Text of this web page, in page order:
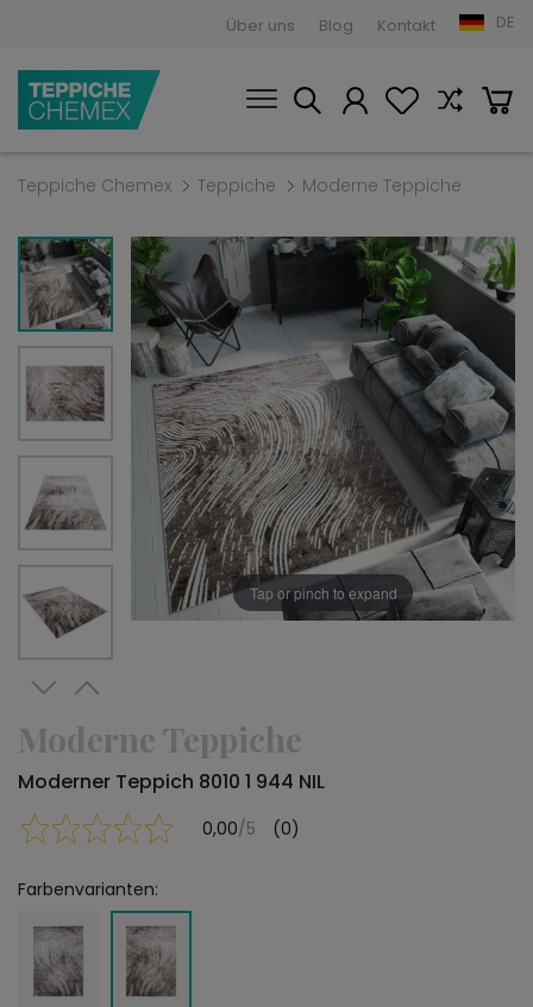
Über uns Blog Kontakt DE
Teppiche Chemex Teppiche Moderne Teppiche
Tap or pinch to expand
Moderne Teppiche
Moderner Teppich 8010 1 944 NIL
0,00/5 (0)
Farbenvarianten: